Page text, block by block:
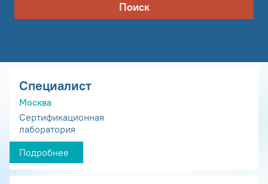
Поиск
Специалист
Москва
Сертификационная
лаборатория
Подробнее